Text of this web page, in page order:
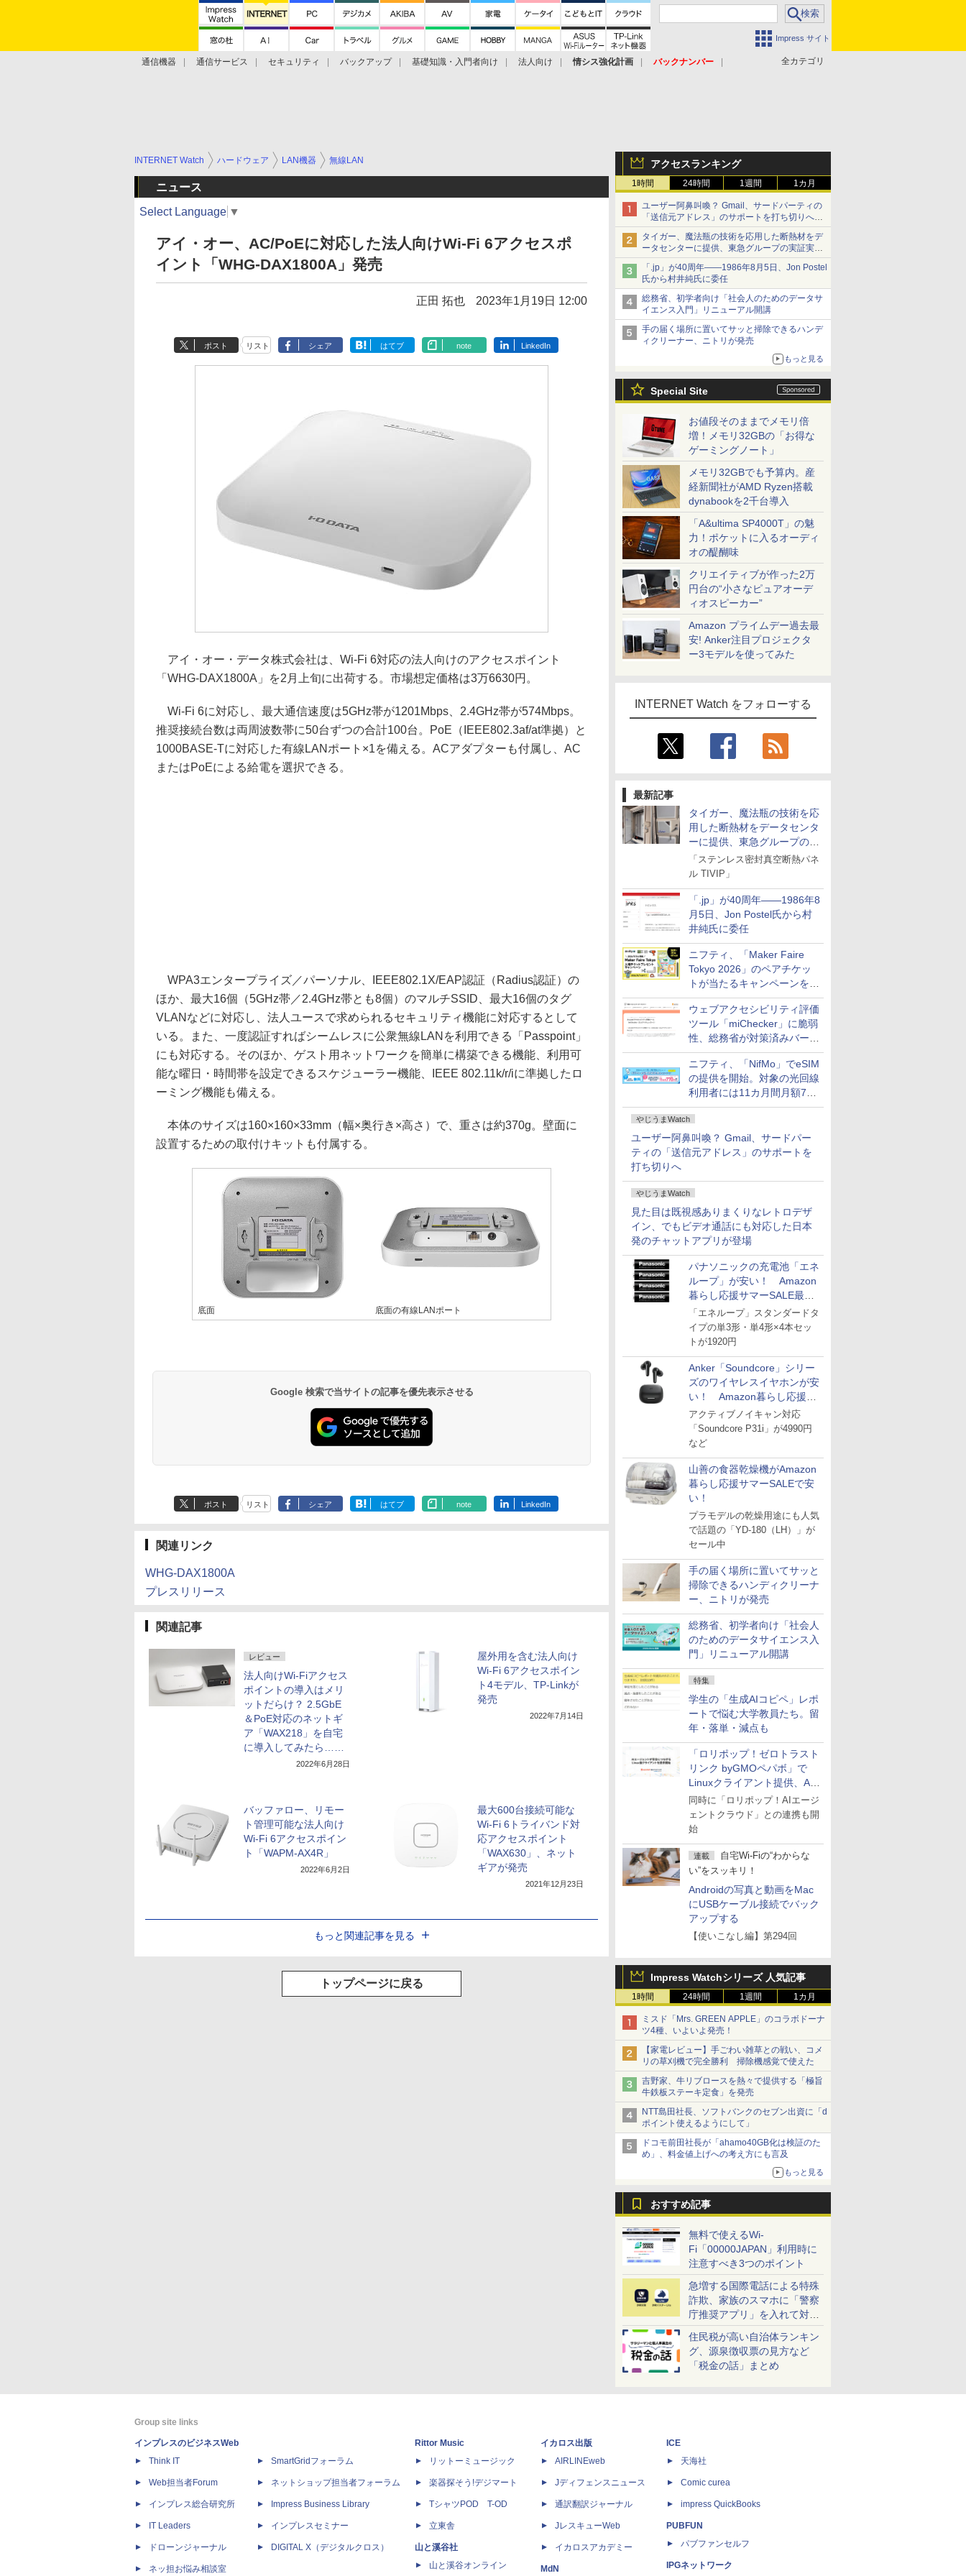
Impress サイト
全カテゴリ
通信機器 通信サービス セキュリティ バックアップ 基礎知識・入門者向け 法人向け 情シス強化計画
バックナンバー
アクセスランキング
1時間 24時間 1週間 1カ月
ユーザー阿鼻叫喚？ Gmail、サードパーティの
「送信元アドレス」のサポートを打ち切りへ
【やじうまWatch】
タイガー、魔法瓶の技術を応用した断熱材をデ
ータセンターに提供、東急グループの実証実験
で 「ステンレス密封真空断熱パネル TIVIP」
「.jp」が40周年――1986年8月5日、Jon Postel
氏から村井純氏に委任
総務省、初学者向け「社会人のためのデータサ
イエンス入門」リニューアル開講
手の届く場所に置いてサッと掃除できるハンデ
ィクリーナー、ニトリが発売
もっと見る
Special Site
お値段そのままでメモリ倍
増！メモリ32GBの「お得な
ゲーミングノート」
メモリ32GBでも予算内。産
経新聞社がAMD Ryzen搭載
dynabookを2千台導入
「A&ultima SP4000T」の魅
力！ポケットに入るオーディ
オの醍醐味
クリエイティブが作った2万
円台の“小さなピュアオーデ
ィオスピーカー”
Amazon プライムデー過去最
安! Anker注目プロジェクタ
ー3モデルを使ってみた
INTERNET Watch をフォローする
最新記事
タイガー、魔法瓶の技術を応
用した断熱材をデータセンタ
ーに提供、東急グループの実
証実験で
「ステンレス密封真空断熱パネ
ル TIVIP」
「.jp」が40周年――1986年8
月5日、Jon Postel氏から村
井純氏に委任
ニフティ、「Maker Faire
Tokyo 2026」のペアチケッ
トが当たるキャンペーンをX
で実施。8月16日まで
ウェブアクセシビリティ評価
ツール「miChecker」に脆弱
性、総務省が対策済みバージ
ョンへの更新を呼び掛け
ニフティ、「NifMo」でeSIM
の提供を開始。対象の光回線
利用者には11カ月間月額770
円割引のキャンペーン
やじうまWatch
ユーザー阿鼻叫喚？ Gmail、サードパー
ティの「送信元アドレス」のサポートを
打ち切りへ
やじうまWatch
見た目は既視感ありまくりなレトロデザ
イン、でもビデオ通話にも対応した日本
発のチャットアプリが登場
パナソニックの充電池「エネ
ループ」が安い！ Amazon
暮らし応援サマーSALE最終
日
「エネループ」スタンダードタ
イプの単3形・単4形×4本セッ
トが1920円
Anker「Soundcore」シリー
ズのワイヤレスイヤホンが安
い！ Amazon暮らし応援サ
マーSALE
アクティブノイキャン対応
「Soundcore P31i」が4990円
など
山善の食器乾燥機がAmazon
暮らし応援サマーSALEで安
い！
プラモデルの乾燥用途にも人気
で話題の「YD-180（LH）」が
セール中
手の届く場所に置いてサッと
掃除できるハンディクリーナ
ー、ニトリが発売
総務省、初学者向け「社会人
のためのデータサイエンス入
門」リニューアル開講
特集
学生の「生成AIコピペ」レポ
ートで悩む大学教員たち。留
年・落単・減点も
「ロリポップ！ゼロトラスト
リンク byGMOペパボ」で
Linuxクライアント提供、AI
エージェントの接続が容易に
同時に「ロリポップ！AIエージ
ェントクラウド」との連携も開
始
連載
自宅Wi-Fiの“わからな
い”をスッキリ！
Androidの写真と動画をMac
にUSBケーブル接続でバック
アップする
【使いこなし編】第294回
Impress Watchシリーズ 人気記事
1時間 24時間 1週間 1カ月
ミスド「Mrs. GREEN APPLE」のコラボドーナ
ツ4種、いよいよ発売！
【家電レビュー】手ごわい雑草との戦い、コメ
リの草刈機で完全勝利 掃除機感覚で使えた
吉野家、牛リブロースを熱々で提供する「極旨
牛鉄板ステーキ定食」を発売
NTT島田社長、ソフトバンクのセブン出資に「d
ポイント使えるようにして」
ドコモ前田社長が「ahamo40GB化は検証のた
め」、料金値上げへの考え方にも言及
もっと見る
おすすめ記事
無料で使えるWi-
Fi「00000JAPAN」利用時に
注意すべき3つのポイント
急増する国際電話による特殊
詐欺、家族のスマホに「警察
庁推奨アプリ」を入れて対策
しよう！
住民税が高い自治体ランキン
グ、源泉徴収票の見方など
「税金の話」まとめ
INTERNET Watch ハードウェア LAN機器 無線LAN
ニュース
Select Language ▼
アイ・オー、AC/PoEに対応した法人向けWi-Fi 6アクセスポ
イント「WHG-DAX1800A」発売
正田 拓也 2023年1月19日 12:00
ポスト リスト シェア はてブ note LinkedIn
アイ・オー・データ株式会社は、Wi-Fi 6対応の法人向けのアクセスポイント
「WHG-DAX1800A」を2月上旬に出荷する。市場想定価格は3万6630円。
Wi-Fi 6に対応し、最大通信速度は5GHz帯が1201Mbps、2.4GHz帯が574Mbps。
推奨接続台数は両周波数帯に50台ずつの合計100台。PoE（IEEE802.3af/at準拠）と
1000BASE-Tに対応した有線LANポート×1を備える。ACアダプターも付属し、AC
またはPoEによる給電を選択できる。
WPA3エンタープライズ／パーソナル、IEEE802.1X/EAP認証（Radius認証）の
ほか、最大16個（5GHz帯／2.4GHz帯とも8個）のマルチSSID、最大16個のタグ
VLANなどに対応し、法人ユースで求められるセキュリティ機能に対応するとして
いる。また、一度認証すればシームレスに公衆無線LANを利用できる「Passpoint」
にも対応する。そのほか、ゲスト用ネットワークを簡単に構築できる機能、利用可
能な曜日・時間帯を設定できるスケジューラー機能、IEEE 802.11k/r/iに準拠したロ
ーミング機能も備える。
本体のサイズは160×160×33mm（幅×奥行き×高さ）で、重さは約370g。壁面に
設置するための取付けキットも付属する。
底面 底面の有線LANポート
Google 検索で当サイトの記事を優先表示させる
ポスト リスト シェア はてブ note LinkedIn
関連リンク
WHG-DAX1800A
プレスリリース
関連記事
レビュー
法人向けWi-Fiアクセス
ポイントの導入はメリ
ットだらけ？ 2.5GbE
＆PoE対応のネットギ
ア「WAX218」を自宅
に導入してみたら……
2022年6月28日
屋外用を含む法人向け
Wi-Fi 6アクセスポイン
ト4モデル、TP-Linkが
発売
2022年7月14日
バッファロー、リモー
ト管理可能な法人向け
Wi-Fi 6アクセスポイン
ト「WAPM-AX4R」
2022年6月2日
最大600台接続可能な
Wi-Fi 6トライバンド対
応アクセスポイント
「WAX630」、ネット
ギアが発売
2021年12月23日
もっと関連記事を見る
トップページに戻る
Group site links
インプレスのビジネスWeb
Think IT
Web担当者Forum
インプレス総合研究所
IT Leaders
ドローンジャーナル
ネッ担お悩み相談室
SmartGridフォーラム
ネットショップ担当者フォーラム
Impress Business Library
インプレスセミナー
DIGITAL X（デジタルクロス）
Rittor Music
リットーミュージック
楽器探そう!デジマート
TシャツPOD T-OD
立東舎
山と溪谷社
山と溪谷オンライン
イカロス出版
AIRLINEweb
Jディフェンスニュース
通訳翻訳ジャーナル
JレスキューWeb
イカロスアカデミー
MdN
ICE
天海社
Comic curea
impress QuickBooks
PUBFUN
パブファンセルフ
IPGネットワーク